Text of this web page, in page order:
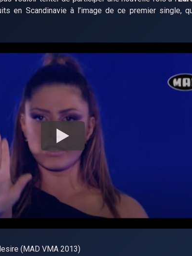
en Scandinavie à l’image de ce premier single,
(MAD VMA 2013)